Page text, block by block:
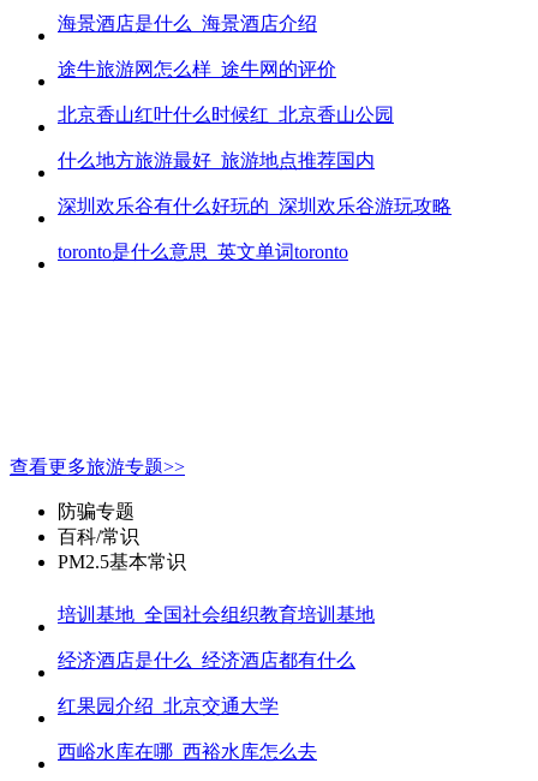
海景酒店是什么_海景酒店介绍
途牛旅游网怎么样_途牛网的评价
北京香山红叶什么时候红_北京香山公园
什么地方旅游最好_旅游地点推荐国内
深圳欢乐谷有什么好玩的_深圳欢乐谷游玩攻略
toronto是什么意思_英文单词toronto
查看更多旅游专题>>
防骗专题
百科/常识
PM2.5基本常识
培训基地_全国社会组织教育培训基地
经济酒店是什么_经济酒店都有什么
红果园介绍_北京交通大学
西峪水库在哪_西裕水库怎么去